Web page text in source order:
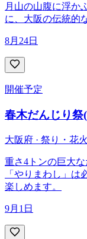
月山の山腹に浮か
に、大阪の伝統的
8月24日
開催予定
春木だんじり祭(
大阪府 · 祭り・花火
重さ4トンの巨大
「やりまわし」は
楽しめます。
9月1日